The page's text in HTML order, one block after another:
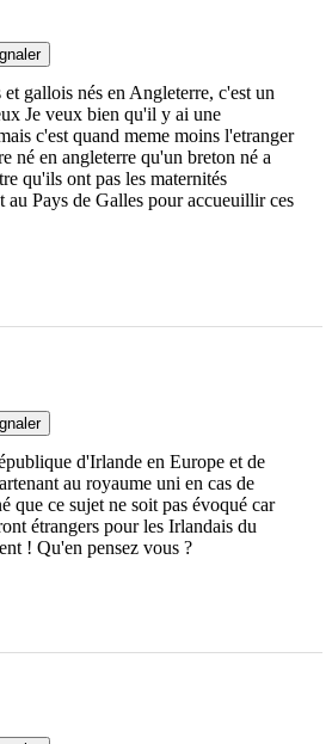
et gallois nés en Angleterre, c'est un
Je veux bien qu'il y ai une
c'est quand meme moins l'etranger
né en angleterre qu'un breton né a
qu'ils ont pas les maternités
au Pays de Galles pour accueuillir ces
d'Irlande en Europe et de
au royaume uni en cas de
que ce sujet ne soit pas évoqué car
étrangers pour les Irlandais du
! Qu'en pensez vous ?